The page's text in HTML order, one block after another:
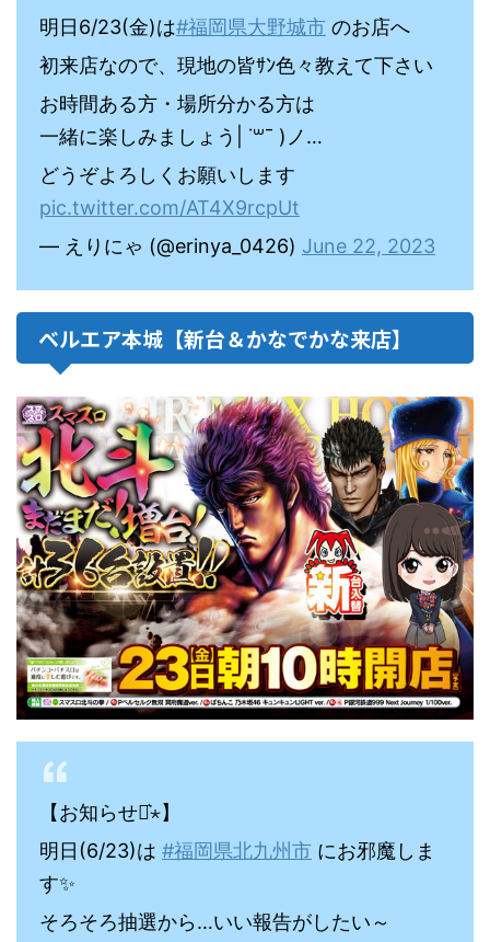
明日6/23(金)は#福岡県大野城市 のお店へ
初来店なので、現地の皆ｻﾝ色々教えて下さい
お時間ある方・場所分かる方は
一緒に楽しみましょう| ˙꒳¯ )ノ…
どうぞよろしくお願いします
pic.twitter.com/AT4X9rcpUt
— えりにゃ (@erinya_0426) June 22, 2023
ベルエア本城【新台＆かなでかな来店】
【お知らせ⋆͛⋆】
明日(6/23)は #福岡県北九州市 にお邪魔しま
す✨️
そろそろ抽選から…いい報告がしたい～